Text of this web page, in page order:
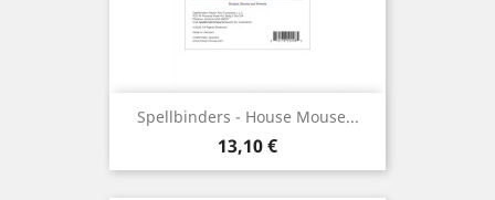
Spellbinders - House Mouse...
Prix
13,10 €